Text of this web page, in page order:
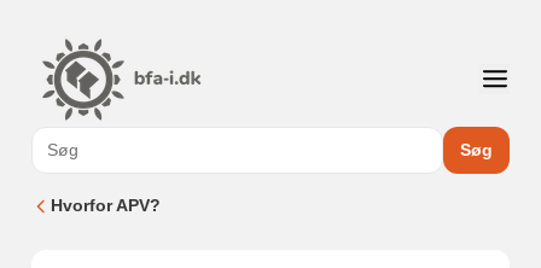
Søg
Hvorfor APV?